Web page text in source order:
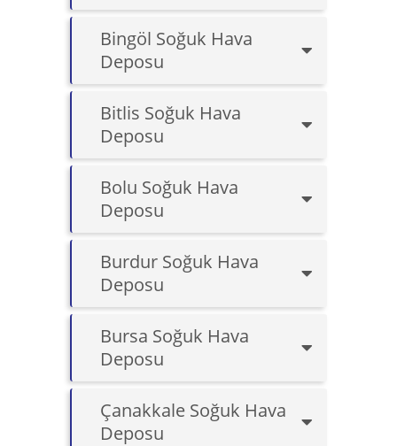
Bingöl Soğuk Hava
Deposu
Bitlis Soğuk Hava
Deposu
Bolu Soğuk Hava
Deposu
Burdur Soğuk Hava
Deposu
Bursa Soğuk Hava
Deposu
Çanakkale Soğuk Hava
Deposu